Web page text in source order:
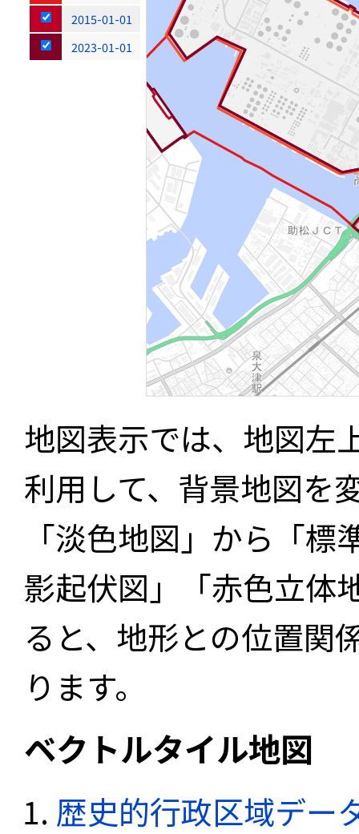
2015-01-01
2023-01-01
地図表示では、地図左
利用して、背景地図を
「淡色地図」から「
影起伏図」「赤色立体
ると、地形との位置関
ります。
ベクトルタイル地図
歴史的行政区域デー